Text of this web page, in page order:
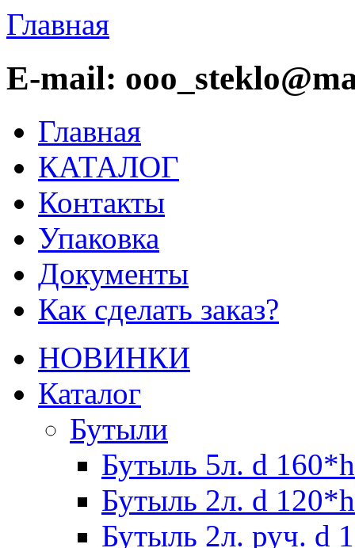
Главная
E-mail:
Главная
КАТАЛОГ
Контакты
Упаковка
Документы
Как сделать заказ?
НОВИНКИ
Каталог
Бутыли
Бутыль 5л. d
Бутыль 2л. d
Бутыль 2л. руч. d